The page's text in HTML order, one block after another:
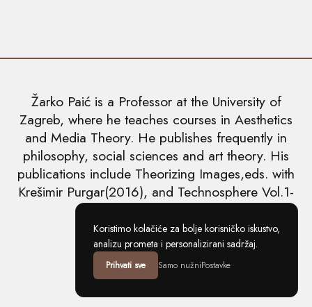
Žarko Paić is a Professor at the University of
Zagreb, where he teaches courses in Aesthetics
and Media Theory. He publishes frequently in
philosophy, social sciences and art theory. His
publications include Theorizing Images,eds. with
Krešimir Purgar(2016), and Technosphere Vol.1-
5(2018-2019).
Academia.edu
Researchgate
Tvrdja.com
Koristimo kolačiće za bolje korisničko iskustvo,
analizu prometa i personalizirani sadržaj.
Prihvati sve Samo nužniPostavke